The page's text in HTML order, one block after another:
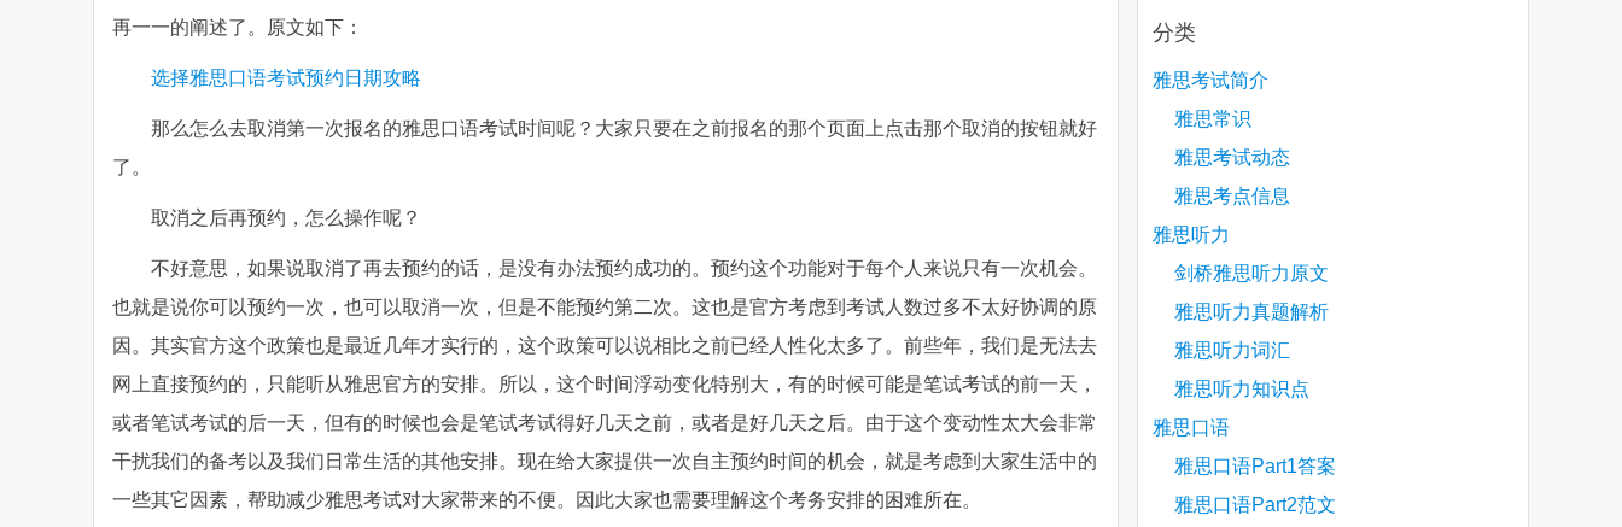
再一一的阐述了。原文如下：
选择雅思口语考试预约日期攻略
那么怎么去取消第一次报名的雅思口语考试时间呢？大家只要在之前报名的那个页面上点击那个取消的按钮就好
了。
取消之后再预约，怎么操作呢？
不好意思，如果说取消了再去预约的话，是没有办法预约成功的。预约这个功能对于每个人来说只有一次机会。
也就是说你可以预约一次，也可以取消一次，但是不能预约第二次。这也是官方考虑到考试人数过多不太好协调的原
因。其实官方这个政策也是最近几年才实行的，这个政策可以说相比之前已经人性化太多了。前些年，我们是无法去
网上直接预约的，只能听从雅思官方的安排。所以，这个时间浮动变化特别大，有的时候可能是笔试考试的前一天，
或者笔试考试的后一天，但有的时候也会是笔试考试得好几天之前，或者是好几天之后。由于这个变动性太大会非常
干扰我们的备考以及我们日常生活的其他安排。现在给大家提供一次自主预约时间的机会，就是考虑到大家生活中的
一些其它因素，帮助减少雅思考试对大家带来的不便。因此大家也需要理解这个考务安排的困难所在。
分类
雅思考试简介
雅思常识
雅思考试动态
雅思考点信息
雅思听力
剑桥雅思听力原文
雅思听力真题解析
雅思听力词汇
雅思听力知识点
雅思口语
雅思口语Part1答案
雅思口语Part2范文